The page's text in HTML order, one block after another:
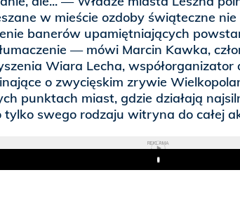
w mieście ozdoby świąteczne
banerów upamiętniających
— mówi Marcin Kawka,
Wiara Lecha, współorganizator
o zwycięskim zrywie
punktach miast, gdzie działają
tylko swego rodzaju witryna do całej
REKLAMA
Play